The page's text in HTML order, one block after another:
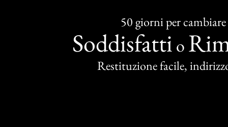
50 giorni per cambiare
Soddisfatti o
Restituzione facile,